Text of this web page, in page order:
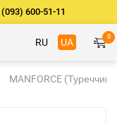
(093) 600-51-11
RU UA 0
MANFORCE